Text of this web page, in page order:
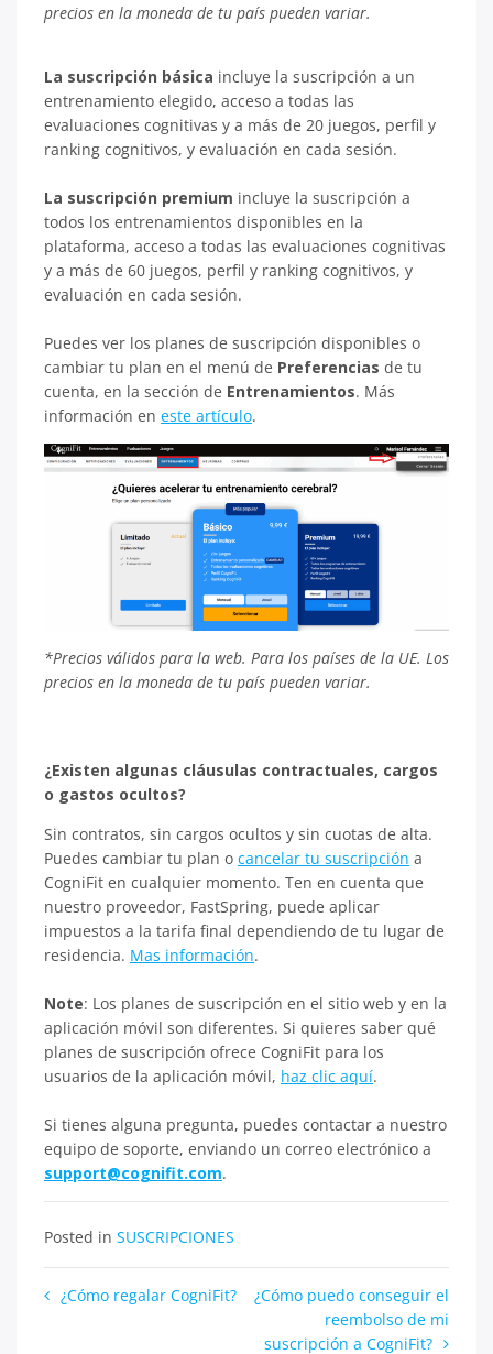
precios en la moneda de tu país pueden variar.
La suscripción básica incluye la suscripción a un
entrenamiento elegido, acceso a todas las
evaluaciones cognitivas y a más de 20 juegos, perfil y
ranking cognitivos, y evaluación en cada sesión.
La suscripción premium incluye la suscripción a
todos los entrenamientos disponibles en la
plataforma, acceso a todas las evaluaciones cognitivas
y a más de 60 juegos, perfil y ranking cognitivos, y
evaluación en cada sesión.
Puedes ver los planes de suscripción disponibles o
cambiar tu plan en el menú de Preferencias de tu
cuenta, en la sección de Entrenamientos. Más
información en este artículo.
*Precios válidos para la web. Para los países de la UE. Los
precios en la moneda de tu país pueden variar.
¿Existen algunas cláusulas contractuales, cargos
o gastos ocultos?
Sin contratos, sin cargos ocultos y sin cuotas de alta.
Puedes cambiar tu plan o cancelar tu suscripción a
CogniFit en cualquier momento. Ten en cuenta que
nuestro proveedor, FastSpring, puede aplicar
impuestos a la tarifa final dependiendo de tu lugar de
residencia. Mas información.
Note: Los planes de suscripción en el sitio web y en la
aplicación móvil son diferentes. Si quieres saber qué
planes de suscripción ofrece CogniFit para los
usuarios de la aplicación móvil, haz clic aquí.
Si tienes alguna pregunta, puedes contactar a nuestro
equipo de soporte, enviando un correo electrónico a
support@cognifit.com.
Posted in SUSCRIPCIONES
Navegación
¿Cómo regalar CogniFit?
¿Cómo puedo conseguir el
reembolso de mi
suscripción a CogniFit?